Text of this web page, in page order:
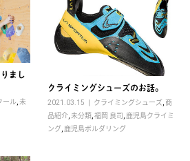
まし
ール 未
クライミングシューズのお話。
2021.03.15 クライミングシューズ 商
品紹介 ,未分類 ,福岡 良司
鹿児島クライミ
ング 鹿児島ボルダリング